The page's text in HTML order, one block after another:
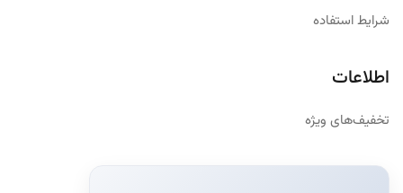
شرایط استفاده
اطلاعات
تخفیف‌های ویژه